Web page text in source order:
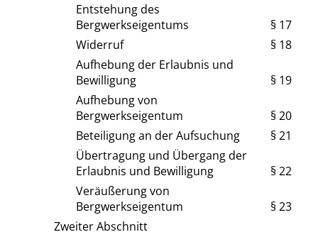
Entstehung des
Bergwerkseigentums
§ 17
Widerruf
§ 18
Aufhebung der Erlaubnis und
Bewilligung
§ 19
Aufhebung von
Bergwerkseigentum
§ 20
Beteiligung an der Aufsuchung
§ 21
Übertragung und Übergang der
Erlaubnis und Bewilligung
§ 22
Veräußerung von
Bergwerkseigentum
§ 23
Zweiter Abschnitt